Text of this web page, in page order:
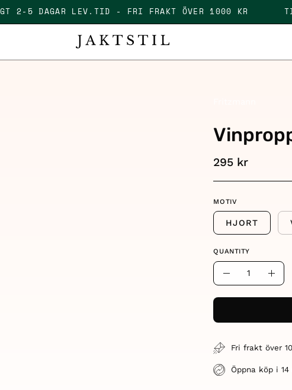
2-5 DAGAR LEV.TID - FRI FRAKT ÖVER 1000 KR
295 kr
MOTIV
HJORT
QUANTITY
Quantity
Decrease
Quantity
Fri frakt över
Öppna köp i 14